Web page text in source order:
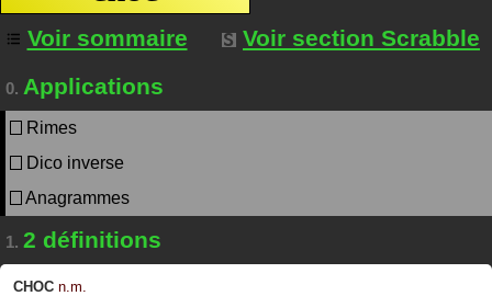
Voir sommaire
Voir section Scrabble
0. Applications
Rimes
Dico inverse
Anagrammes
1. 2 définitions
CHOC n.m.